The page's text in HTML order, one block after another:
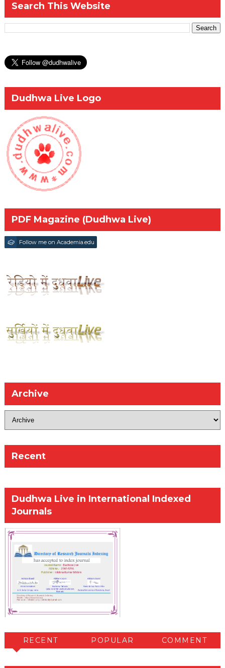
Search This Website
Dudhwa Live Logo
PDF Magazine (Dudhwa Live)
Follow me on Academia.edu
Archive
Recent
Dudhwa Live in International Indexed
Journals
RECENT POPULAR COMMENT